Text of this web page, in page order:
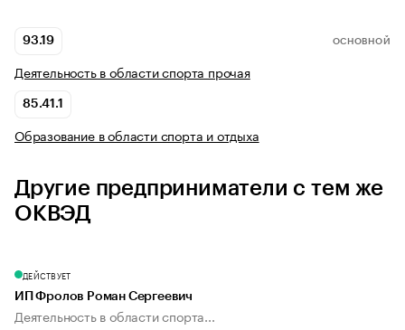
93.19 ОСНОВНОЙ
Деятельность в области спорта прочая
85.41.1
Образование в области спорта и отдыха
Другие предприниматели с тем же
ОКВЭД
ДЕЙСТВУЕТ
ИП Фролов Роман Сергеевич
Деятельность в области спорта...